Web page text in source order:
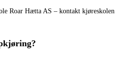
Roar Hætta AS – kontakt kjøreskolen